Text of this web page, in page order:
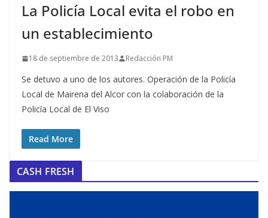
La Policía Local evita el robo en
un establecimiento
18 de septiembre de 2013 Redacción PM
Se detuvo a uno de los autores. Operación de la Policía
Local de Mairena del Alcor con la colaboración de la
Policía Local de El Viso
Read More
CASH FRESH